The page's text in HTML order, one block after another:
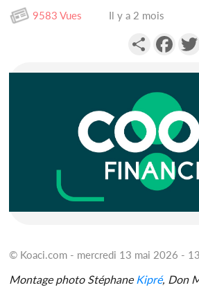
9583 Vues Il y a 2 mois
Partager
© Koaci.com - mercredi 13 mai 2026 -
Montage photo Stéphane Kipré, Don